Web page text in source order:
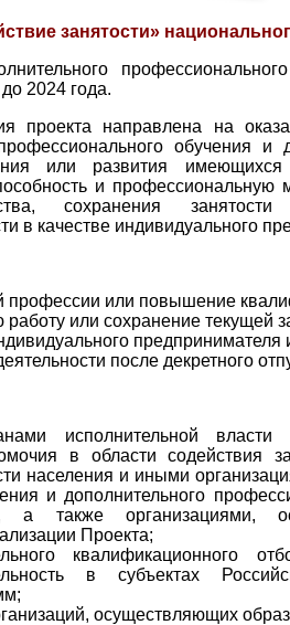
занятости»
2024 года.
проекта направлена на
обучения и
или развития
и
сохранения
в качестве индивидуального
профессии или повышение
работу или сохранение текущей
после декретного
исполнительной власти
в области содействия
населения и иными
и дополнительного
а также организациями,
Проекта;
квалификационного
в субъектах
осуществляющих